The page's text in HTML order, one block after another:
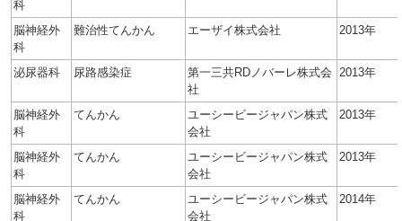
科
脳神経外
科
難治性てんかん エーザイ株式会社 2013年
泌尿器科 尿路感染症
第一三共RDノバーレ株式会
社
2013年
脳神経外
科
てんかん
ユーシービージャパン株式
会社
2013年
脳神経外
科
てんかん
ユーシービージャパン株式
会社
2013年
脳神経外
科
てんかん
ユーシービージャパン株式
会社
2014年